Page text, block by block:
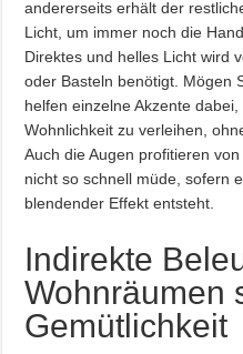
andererseits erhält der
Licht, um immer noch die
Direktes und helles Licht wird
oder Basteln benötigt. Mögen
helfen einzelne Akzente
Wohnlichkeit zu verleihen,
Auch die Augen profitieren
nicht so schnell müde, sofern
blendender Effekt entsteht.
Indirekte
Wohnräumen
Gemütlichkeit